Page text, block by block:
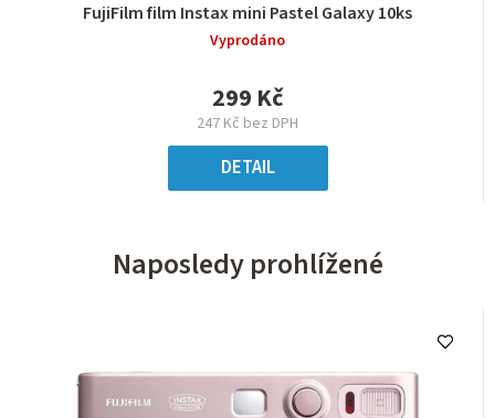
FujiFilm film Instax mini Pastel Galaxy 10ks
Vyprodáno
247 Kč bez DPH
299 Kč
DETAIL
Naposledy prohlížené